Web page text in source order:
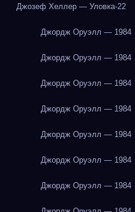
Джозеф Хеллер — Уловка-22
Джордж Оруэлл — 1984
Джордж Оруэлл — 1984
Джордж Оруэлл — 1984
Джордж Оруэлл — 1984
Джордж Оруэлл — 1984
Джордж Оруэлл — 1984
Джордж Оруэлл — 1984